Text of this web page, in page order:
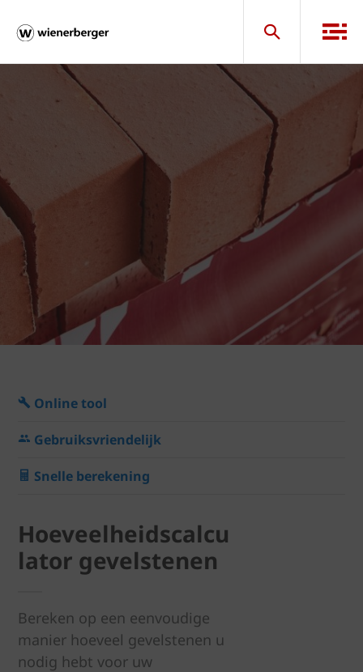
Online tool
Gebruiksvriendelijk
Snelle berekening
Hoeveelheidscalcu
lator gevelstenen
Bereken op een eenvoudige
manier hoeveel gevelstenen u
nodig hebt voor uw